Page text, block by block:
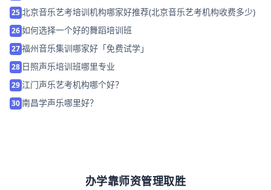
25北京音乐艺考培训机构哪家好推荐(北京音乐艺考机构收费多少)
26如何选择一个好的舞蹈培训班
27福州音乐集训哪家好「免费试学」
28 日照声乐培训班哪里专业
29江门声乐艺考机构哪个好？
30南昌学声乐哪里好？
办学靠师资管理取胜